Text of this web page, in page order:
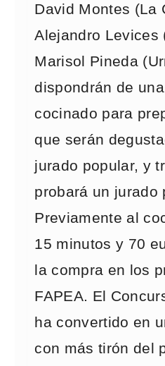
David Montes (La
Alejandro Levices
Marisol Pineda
dispondrán de
cocinado para
que serán
jurado popular, y
probará un jurado
Previamente al
15 minutos y 70
la compra en los
FAPEA. El
ha convertido en
con más tirón del